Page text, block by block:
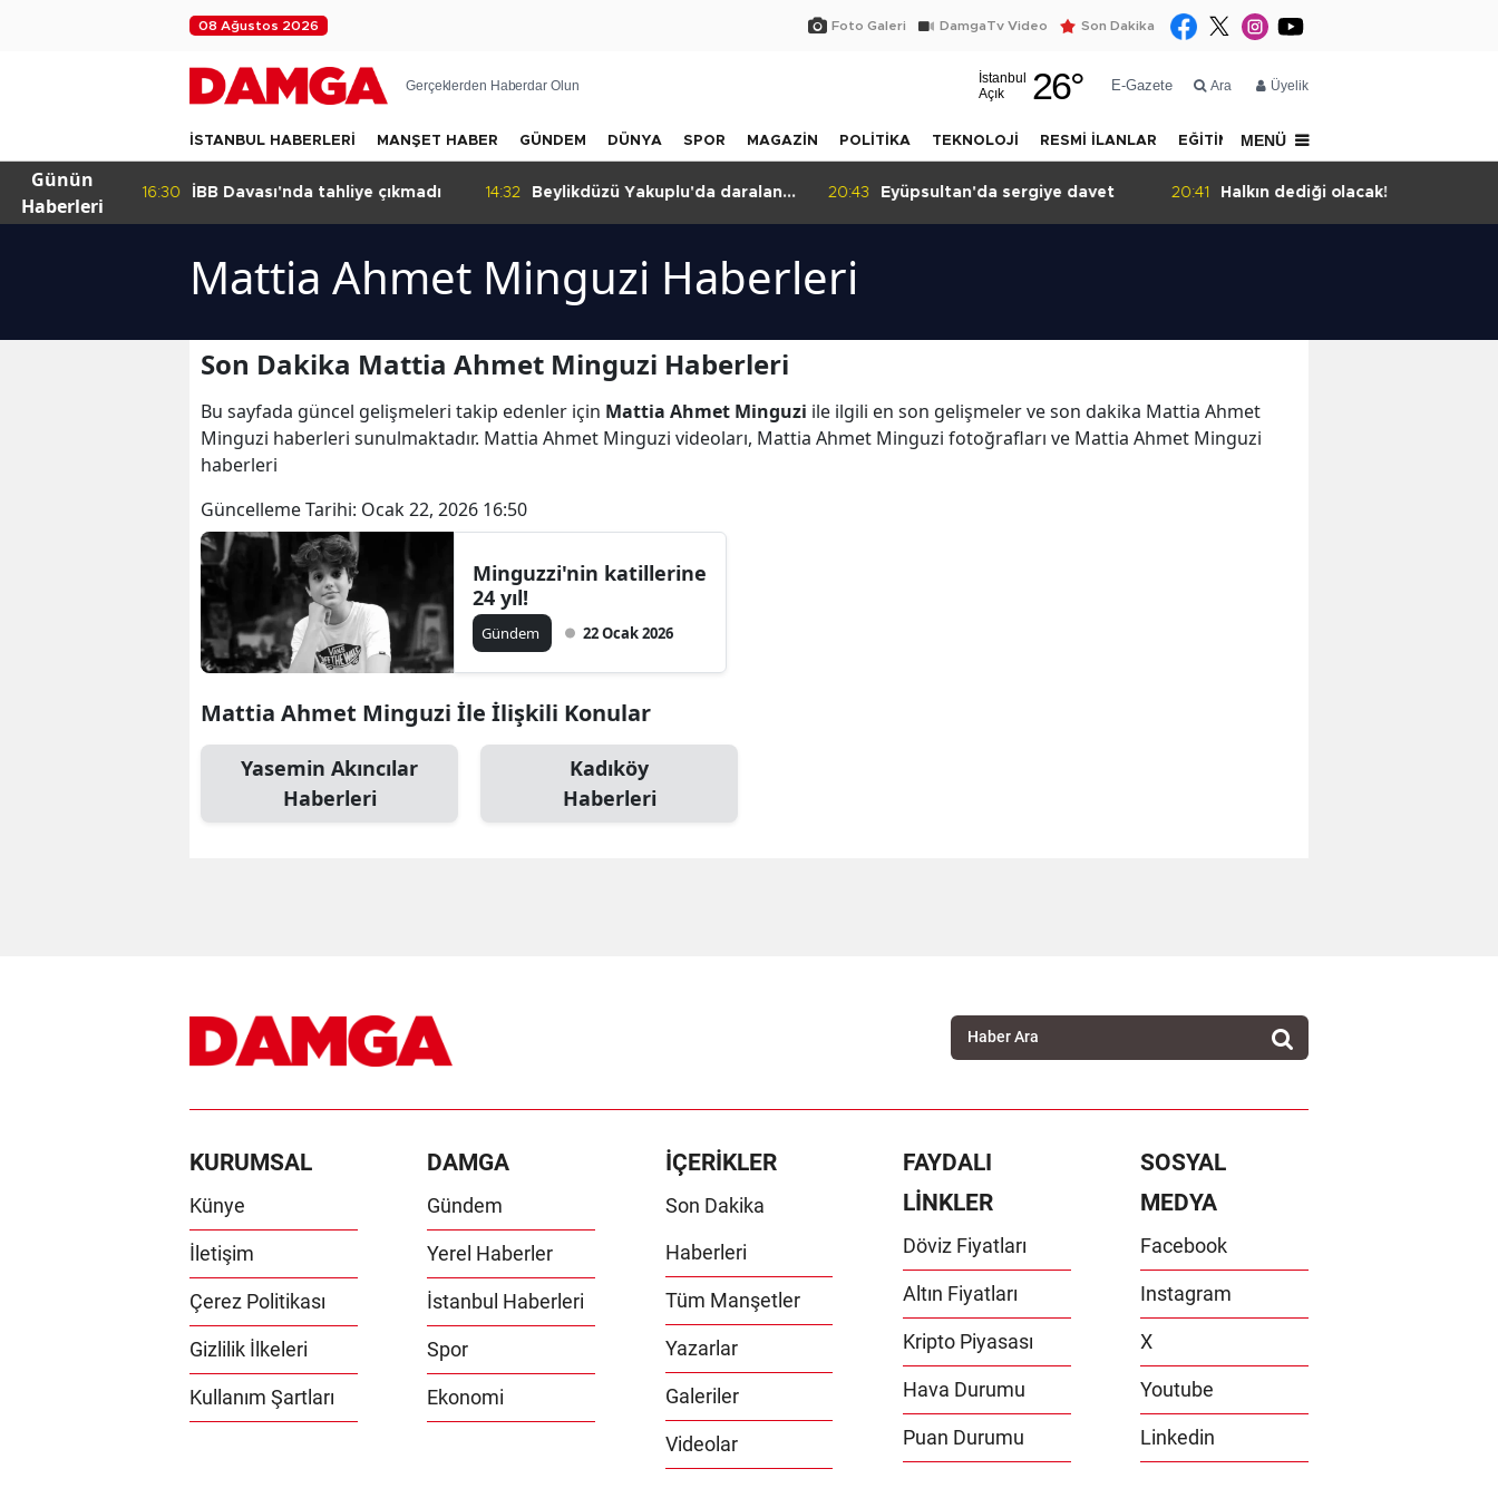
08 Ağustos 2026 Foto Galeri DamgaTv Video Son Dakika
Gerçeklerden Haberdar Olun
İstanbul
Açık
26° E-Gazete Ara Üyelik
İSTANBUL HABERLERİ MANŞET HABER GÜNDEM DÜNYA SPOR MAGAZİN POLİTİKA TEKNOLOJİ RESMİ İLANLAR EĞİTİM YAZARLAR
MENÜ
Günün
Haberleri
16:30 İBB Davası'nda tahliye çıkmadı 14:32
Beylikdüzü Yakuplu'da daralan
20:43 Eyüpsultan'da sergiye davet 20:41 Halkın dediği olacak!
Mattia Ahmet Minguzi Haberleri
Son Dakika Mattia Ahmet Minguzi Haberleri
Bu sayfada güncel gelişmeleri takip edenler için Mattia Ahmet Minguzi ile ilgili en son gelişmeler ve son dakika Mattia Ahmet
Minguzi haberleri sunulmaktadır. Mattia Ahmet Minguzi videoları, Mattia Ahmet Minguzi fotoğrafları ve Mattia Ahmet Minguzi
haberleri
Güncelleme Tarihi: Ocak 22, 2026 16:50
Minguzzi'nin katillerine
24 yıl!
Gündem 22 Ocak 2026
Mattia Ahmet Minguzi İle İlişkili Konular
Yasemin Akıncılar
Haberleri
Kadıköy
Haberleri
KURUMSAL
Künye
İletişim
Çerez Politikası
Gizlilik İlkeleri
Kullanım Şartları
DAMGA
Gündem
Yerel Haberler
İstanbul Haberleri
Spor
Ekonomi
İÇERİKLER
Son Dakika
Haberleri
Tüm Manşetler
Yazarlar
Galeriler
Videolar
FAYDALI
LİNKLER
Döviz Fiyatları
Altın Fiyatları
Kripto Piyasası
Hava Durumu
Puan Durumu
SOSYAL
MEDYA
Facebook
Instagram
X
Youtube
Linkedin